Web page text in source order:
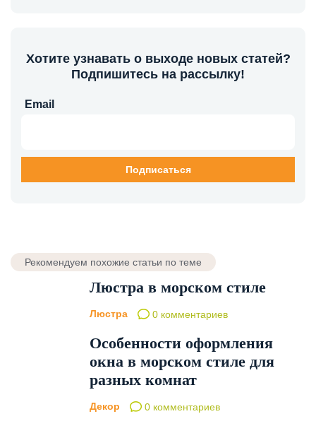
Хотите узнавать о выходе новых статей?
Подпишитесь на рассылку!
Email
Рекомендуем похожие статьи по теме
Люстра в морском стиле
Люстра 0 комментариев
Особенности оформления
окна в морском стиле для
разных комнат
Декор 0 комментариев